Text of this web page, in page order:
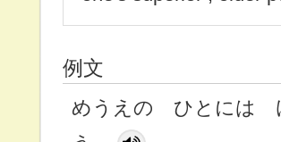
例文
めうえの ひとには